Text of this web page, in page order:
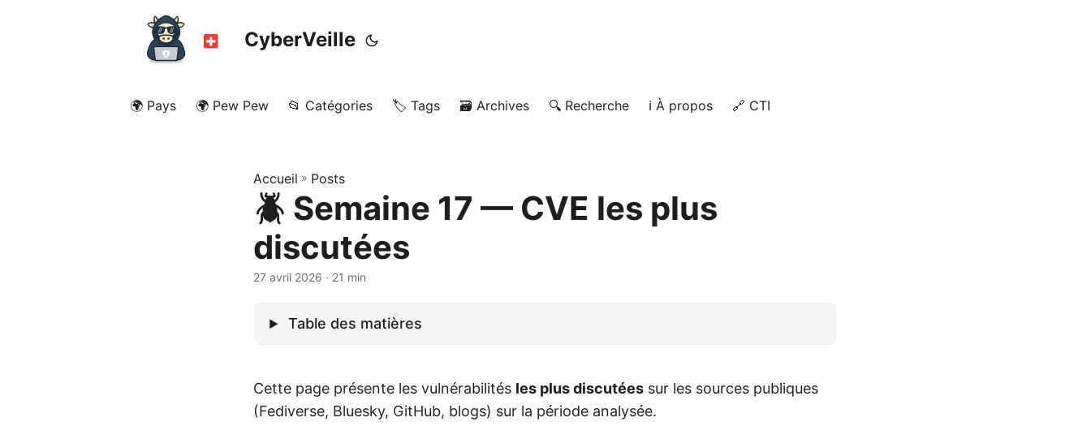
CyberVeille
🌍 Pays 🌍 Pew Pew 📂 Catégories 🏷️ Tags 🗃️ Archives 🔍 Recherche ℹ️ À propos 🔗 CTI
Accueil » Posts
🪲 Semaine 17 — CVE les plus
discutées
27 avril 2026 · 21 min
Table des matières
Cette page présente les vulnérabilités les plus discutées sur les sources publiques
(Fediverse, Bluesky, GitHub, blogs) sur la période analysée.